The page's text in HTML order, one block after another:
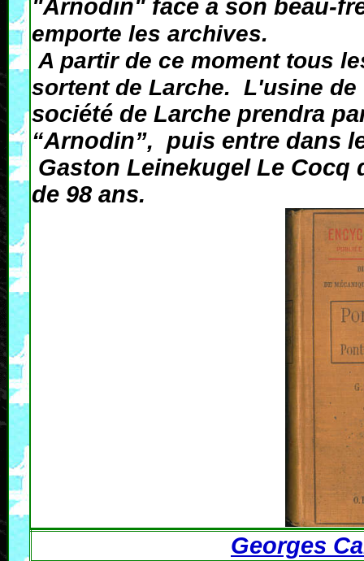
"Arnodin" face à son beau-
emporte les archives.
A partir de ce moment tous
sortent de Larche. L'usine
société de Larche prendra
“Arnodin”, puis entre dans
Gaston Leinekugel Le Cocq
de 98 ans.
Georges